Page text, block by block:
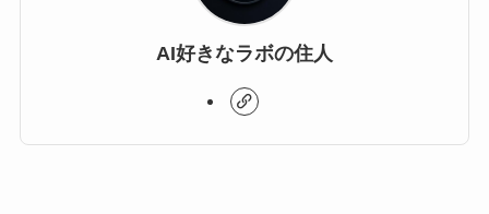
AI好きなラボの住人